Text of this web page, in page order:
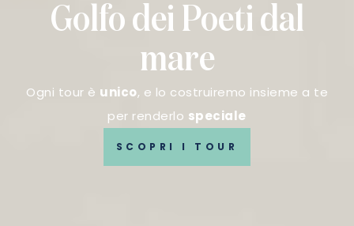
Golfo dei Poeti dal
mare
Ogni tour è unico, e lo costruiremo insieme a te
per renderlo speciale
SCOPRI I TOUR